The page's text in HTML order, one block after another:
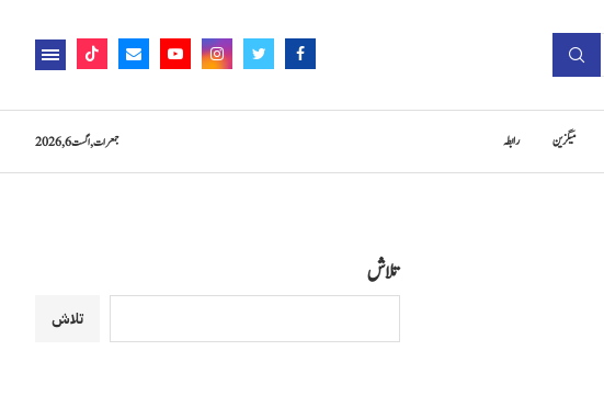
میگزین رابطہ جمعرات, اگست 6, 2026
تلاش
تلاش